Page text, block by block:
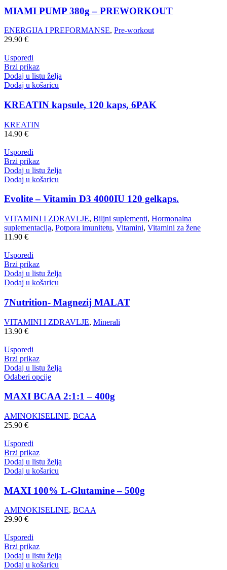
MIAMI PUMP 380g – PREWORKOUT
ENERGIJA I PREFORMANSE, Pre-workout
29.90 €
Usporedi
Brzi prikaz
Dodaj u listu želja
Dodaj u košaricu
KREATIN kapsule, 120 kaps, 6PAK
KREATIN
14.90 €
Usporedi
Brzi prikaz
Dodaj u listu želja
Dodaj u košaricu
Evolite – Vitamin D3 4000IU 120 gelkaps.
VITAMINI I ZDRAVLJE, Biljni suplementi, Hormonalna
suplementacija, Potpora imunitetu, Vitamini, Vitamini za žene
11.90 €
Usporedi
Brzi prikaz
Dodaj u listu želja
Dodaj u košaricu
7Nutrition- Magnezij MALAT
VITAMINI I ZDRAVLJE, Minerali
13.90 €
Usporedi
Brzi prikaz
Dodaj u listu želja
Odaberi opcije
MAXI BCAA 2:1:1 – 400g
AMINOKISELINE, BCAA
25.90 €
Usporedi
Brzi prikaz
Dodaj u listu želja
Dodaj u košaricu
MAXI 100% L-Glutamine – 500g
AMINOKISELINE, BCAA
29.90 €
Usporedi
Brzi prikaz
Dodaj u listu želja
Dodaj u košaricu